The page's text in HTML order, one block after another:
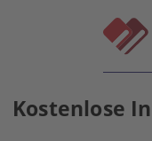
Kostenlose